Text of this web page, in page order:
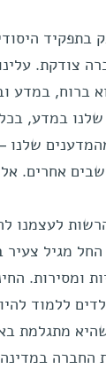
בתפקיד
צודקת.
ברוח, במדע
שלנו במדע,
שלנו
אחרים.
לעצמנו
החל מגיל
ומסירות.
ללמוד
מתגלמת
החברה